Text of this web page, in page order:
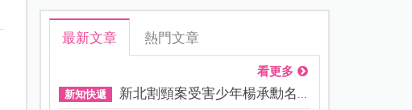
最新文章 熱門文章
看更多
新知快遞 新北割頸案受害少年楊承勳名...